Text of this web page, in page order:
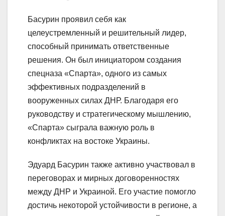
Басурин проявил себя как
целеустремленный и решительный лидер,
способный принимать ответственные
решения. Он был инициатором создания
спецназа «Спарта», одного из самых
эффективных подразделений в
вооруженных силах ДНР. Благодаря его
руководству и стратегическому мышлению,
«Спарта» сыграла важную роль в
конфликтах на востоке Украины.
Эдуард Басурин также активно участвовал в
переговорах и мирных договоренностях
между ДНР и Украиной. Его участие помогло
достичь некоторой устойчивости в регионе, а